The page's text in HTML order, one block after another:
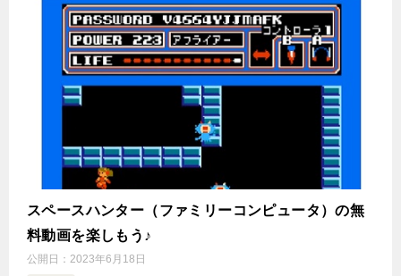
スペースハンター（ファミリーコンピュータ）の無
料動画を楽しもう♪
公開日： 2023年6月18日